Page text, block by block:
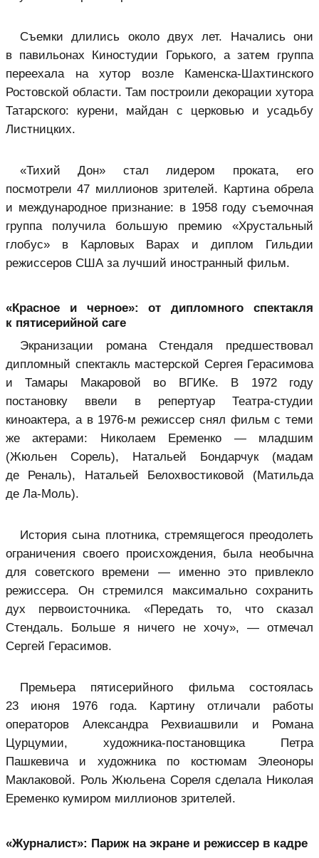
Съемки длились около двух лет. Начались они
в павильонах Киностудии Горького, а затем группа
переехала на хутор возле Каменска-Шахтинского
Ростовской области. Там построили декорации хутора
Татарского: курени, майдан с церковью и усадьбу
Листницких.
«Тихий Дон» стал лидером проката, его
посмотрели 47 миллионов зрителей. Картина обрела
и международное признание: в 1958 году съемочная
группа получила большую премию «Хрустальный
глобус» в Карловых Варах и диплом Гильдии
режиссеров США за лучший иностранный фильм.
«Красное и черное»: от дипломного спектакля
к пятисерийной саге
Экранизации романа Стендаля предшествовал
дипломный спектакль мастерской Сергея Герасимова
и Тамары Макаровой во ВГИКе. В 1972 году
постановку ввели в репертуар Театра-студии
киноактера, а в 1976-м режиссер снял фильм с теми
же актерами: Николаем Еременко — младшим
(Жюльен Сорель), Натальей Бондарчук (мадам
де Реналь), Натальей Белохвостиковой (Матильда
де Ла-Моль).
История сына плотника, стремящегося преодолеть
ограничения своего происхождения, была необычна
для советского времени — именно это привлекло
режиссера. Он стремился максимально сохранить
дух первоисточника. «Передать то, что сказал
Стендаль. Больше я ничего не хочу», — отмечал
Сергей Герасимов.
Премьера пятисерийного фильма состоялась
23 июня 1976 года. Картину отличали работы
операторов Александра Рехвиашвили и Романа
Цурцумии, художника-постановщика Петра
Пашкевича и художника по костюмам Элеоноры
Маклаковой. Роль Жюльена Сореля сделала Николая
Еременко кумиром миллионов зрителей.
«Журналист»: Париж на экране и режиссер в кадре